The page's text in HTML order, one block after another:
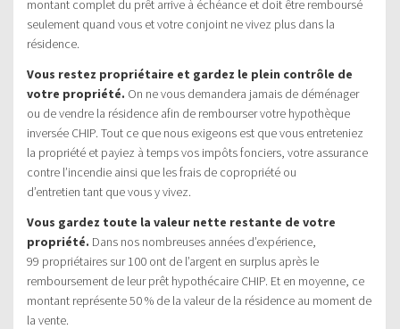
montant complet du prêt arrive à échéance et doit être remboursé
seulement quand vous et votre conjoint ne vivez plus dans la
résidence.
Vous restez propriétaire et gardez le plein contrôle de
votre propriété. On ne vous demandera jamais de déménager
ou de vendre la résidence afin de rembourser votre hypothèque
inversée CHIP. Tout ce que nous exigeons est que vous entreteniez
la propriété et payiez à temps vos impôts fonciers, votre assurance
contre l’incendie ainsi que les frais de copropriété ou
d’entretien tant que vous y vivez.
Vous gardez toute la valeur nette restante de votre
propriété. Dans nos nombreuses années d’expérience,
99 propriétaires sur 100 ont de l’argent en surplus après le
remboursement de leur prêt hypothécaire CHIP. Et en moyenne, ce
montant représente 50 % de la valeur de la résidence au moment de
la vente.